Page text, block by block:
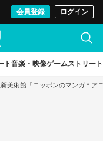
会員登録 ログイン
ト音楽・映像ゲームストリート
新美術館「ニッポンのマンガ＊